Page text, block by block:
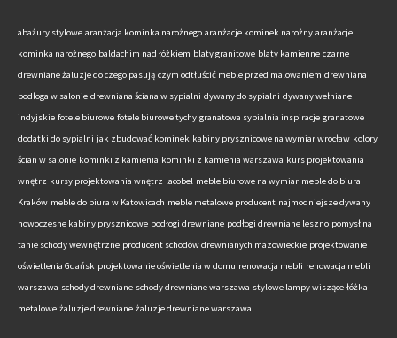
abażury stylowe aranżacja kominka narożnego aranżacje kominek narożny aranżacje
kominka narożnego baldachim nad łóżkiem blaty granitowe blaty kamienne czarne
drewniane żaluzje do czego pasują czym odtłuścić meble przed malowaniem drewniana
podłoga w salonie drewniana ściana w sypialni dywany do sypialni dywany wełniane
indyjskie fotele biurowe fotele biurowe tychy granatowa sypialnia inspiracje granatowe
dodatki do sypialni jak zbudować kominek kabiny prysznicowe na wymiar wrocław kolory
ścian w salonie kominki z kamienia kominki z kamienia warszawa kurs projektowania
wnętrz kursy projektowania wnętrz lacobel meble biurowe na wymiar meble do biura
Kraków meble do biura w Katowicach meble metalowe producent najmodniejsze dywany
nowoczesne kabiny prysznicowe podłogi drewniane podłogi drewniane leszno pomysł na
tanie schody wewnętrzne producent schodów drewnianych mazowieckie projektowanie
oświetlenia Gdańsk projektowanie oświetlenia w domu renowacja mebli renowacja mebli
warszawa schody drewniane schody drewniane warszawa stylowe lampy wiszące łóżka
metalowe żaluzje drewniane żaluzje drewniane warszawa